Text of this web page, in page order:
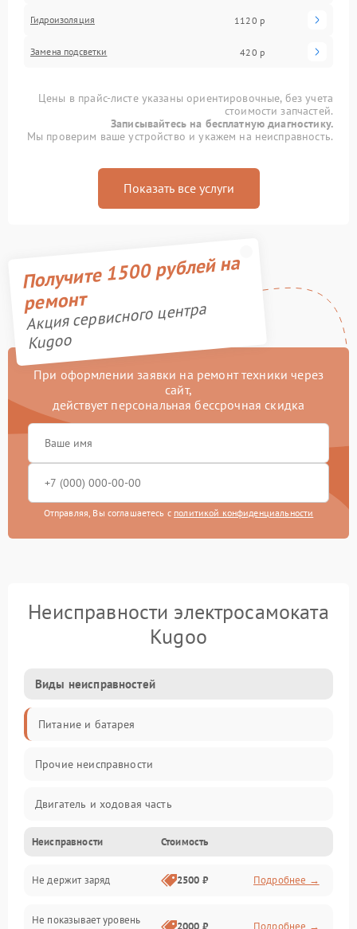
Гидроизоляция 1120 р
Замена подсветки 420 р
Цены в прайс-листе указаны ориентировочные, без учета
стоимости запчастей.
Записывайтесь на бесплатную диагностику.
Мы проверим ваше устройство и укажем на неисправность.
Показать все услуги
Получите 1500 рублей на
ремонт
Акция сервисного центра
Kugoo
При оформлении заявки на ремонт техники через
сайт,
действует персональная бессрочная скидка
Отправляя, Вы соглашаетесь с политикой конфиденциальности
Неисправности электросамоката
Kugoo
Виды неисправностей
Питание и батарея
Прочие неисправности
Двигатель и ходовая часть
Тормоза и безопасность
Подвеска и колеса
Электроника и управление
Неисправности Стоимость
Не держит заряд 2500 ₽ Подробнее →
Не показывает уровень